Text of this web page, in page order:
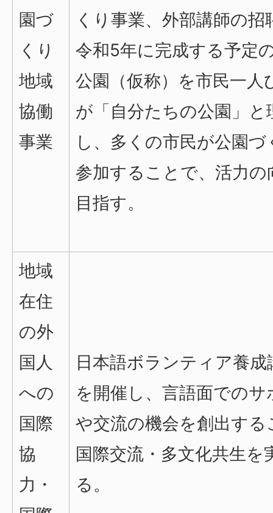
園づ
くり
地域
協働
事業
くり事業、外部講師の招
令和5年に完成する予定
公園（仮称）を市民一人
が「自分たちの公園」と
し、多くの市民が公園づ
参加することで、活力の
目指す。
地域
在住
の外
国人
への
国際
協
力・
日本語ボランティア養成
を開催し、言語面でのサ
や交流の機会を創出する
国際交流・多文化共生を
る。